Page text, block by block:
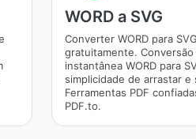
WORD a SVG
Converter WORD para
gratuitamente. Conversão
instantânea WORD para
simplicidade de arrastar e
Ferramentas PDF
PDF.to.